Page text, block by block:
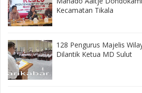
Kecamatan Tikala ‎
128 Pengurus Majelis
Dilantik Ketua MD Sulut